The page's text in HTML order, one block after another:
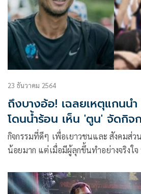
23 ธันวาคม 2564
ถึงบางอ้อ! เฉลยเหตุแกนน
โดนน้ำร้อน เห็น 'ตูน' จัดกิจ
น้อง'
กิจกรรมที่ดีๆ เพื่อเยาวชนและ สังคมส่
น้อยมาก แต่เมื่อมีผู้ลุกขึ้นทำอย่างจริงใจ